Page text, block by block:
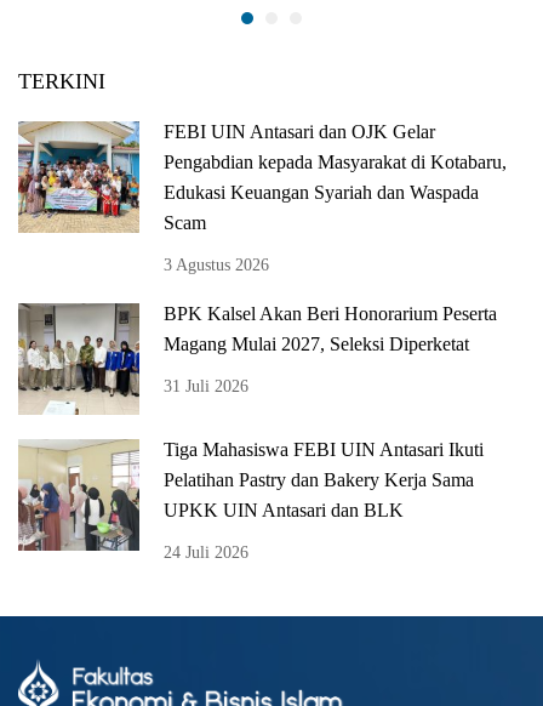
TERKINI
FEBI UIN Antasari dan OJK Gelar
Pengabdian kepada Masyarakat di Kotabaru,
Edukasi Keuangan Syariah dan Waspada
Scam
3 Agustus 2026
BPK Kalsel Akan Beri Honorarium Peserta
Magang Mulai 2027, Seleksi Diperketat
31 Juli 2026
Tiga Mahasiswa FEBI UIN Antasari Ikuti
Pelatihan Pastry dan Bakery Kerja Sama
UPKK UIN Antasari dan BLK
24 Juli 2026